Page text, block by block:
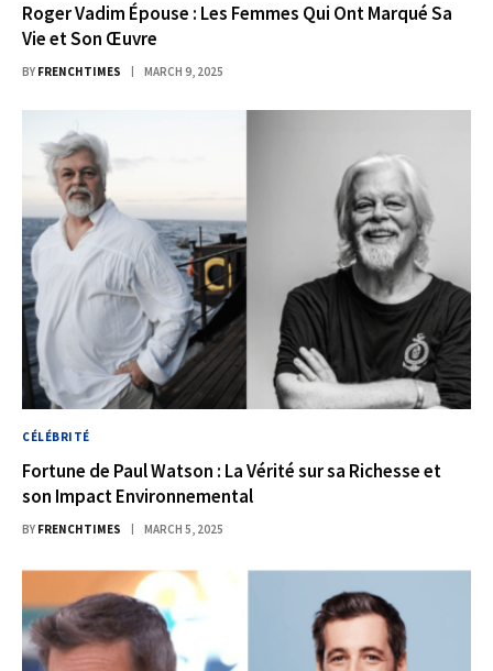
Roger Vadim Épouse : Les Femmes Qui Ont Marqué Sa
Vie et Son Œuvre
BY FRENCHTIMES MARCH 9, 2025
CÉLÉBRITÉ
Fortune de Paul Watson : La Vérité sur sa Richesse et
son Impact Environnemental
BY FRENCHTIMES MARCH 5, 2025